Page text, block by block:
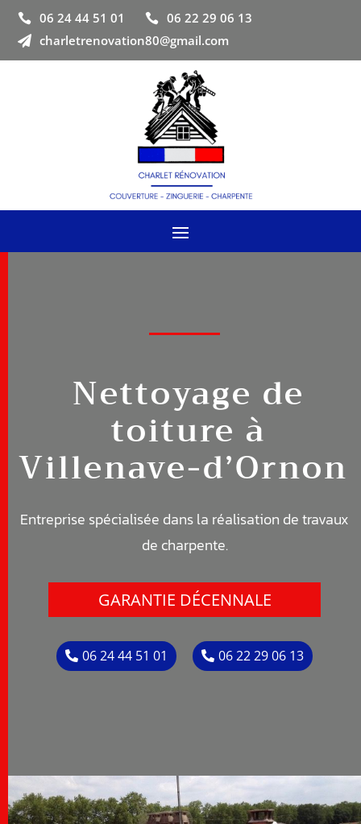
 06 24 44 51 01  06 22 29 06 13
 charletrenovation80@gmail.com
Nettoyage de
toiture à
Villenave-d’Ornon
Entreprise spécialisée dans la réalisation de travaux
de charpente.
GARANTIE DÉCENNALE
06 24 44 51 01 06 22 29 06 13